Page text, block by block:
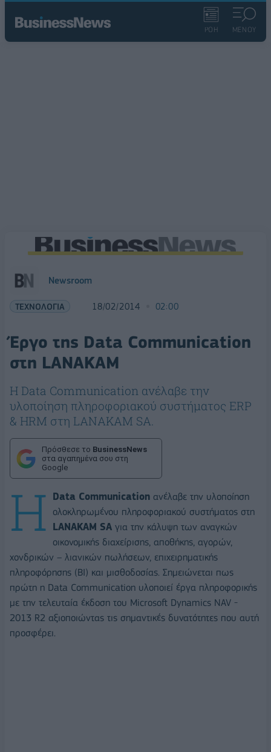
ΡΟΗ ΜΕΝΟΥ
Newsroom
ΤΕΧΝΟΛΟΓΙΑ 18/02/2014 02:00
Έργο της Data Communication
στη LANAKAM
Η Data Communication ανέλαβε την
υλοποίηση πληροφοριακού συστήματος ERP
& HRM στη LANAKAM SA.
Πρόσθεσε το BusinessNews
στα αγαπημένα σου στη
Google
H Data Communication ανέλαβε την υλοποίηση
ολοκληρωμένου πληροφοριακού συστήματος στη
LANAKAM SA για την κάλυψη των αναγκών
οικονομικής διαχείρισης, αποθήκης, αγορών,
χονδρικών – λιανικών πωλήσεων, επιχειρηματικής
πληροφόρησης (ΒΙ) και μισθοδοσίας. Σημειώνεται πως
πρώτη η Data Communication υλοποιεί έργα πληροφορικής
με την τελευταία έκδοση του Microsoft Dynamics NAV -
2013 R2 αξιοποιώντας τις σημαντικές δυνατότητες που αυτή
προσφέρει.